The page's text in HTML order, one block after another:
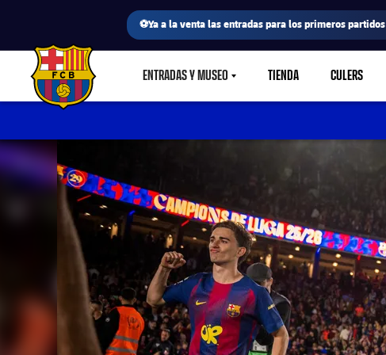
⚽Ya a la venta las entradas para los primeros partidos
FC Barcelona club badge ENTRADAS Y MUSEOLABEL.SHARE.CARETDOWN
TIENDA CULERS